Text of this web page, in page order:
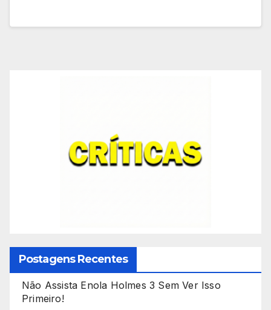
Postagens Recentes
Não Assista Enola Holmes 3 Sem Ver Isso
Primeiro!